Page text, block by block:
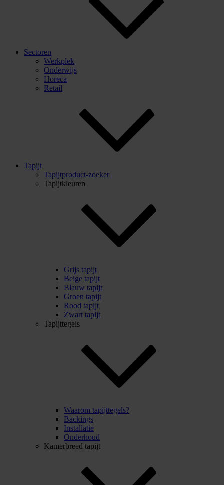
Sectoren
Werkplek
Onderwijs
Horeca
Retail
Tapijt
Tapijtproduct-zoeker
Tapijtkleuren
Grijs tapijt
Beige tapijt
Blauw tapijt
Groen tapijt
Rood tapijt
Zwart tapijt
Tapijttegels
Waarom tapijttegels?
Backings
Installatie
Onderhoud
Kamerbreed tapijt